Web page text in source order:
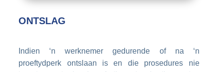
ONTSLAG
Indien ‘n werknemer gedurende of na ‘n
proeftydperk ontslaan is en die prosedures nie